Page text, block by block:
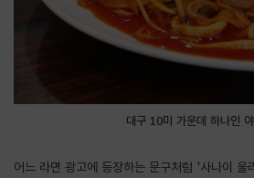
대구 10미 가운데 하나인
어느 라면 광고에 등장하는 문구처럼 '사나이 울